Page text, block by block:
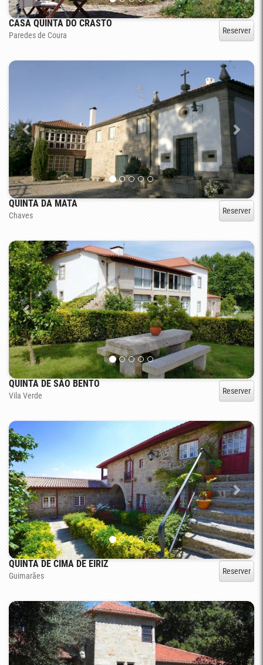
CASA QUINTA DO CRASTO
Paredes de Coura Reserver
QUINTA DA MATA
Chaves Reserver
QUINTA DE SÃO BENTO
Vila Verde Reserver
QUINTA DE CIMA DE EIRIZ
Guimarães Reserver